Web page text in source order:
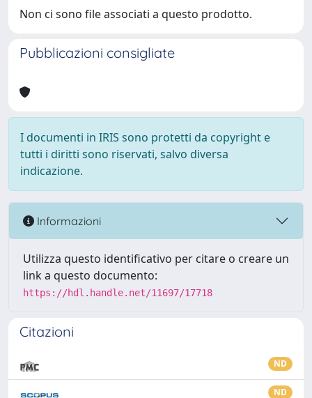
Non ci sono file associati a questo prodotto.
Pubblicazioni consigliate
I documenti in IRIS sono protetti da copyright e
tutti i diritti sono riservati, salvo diversa
indicazione.
Informazioni
Utilizza questo identificativo per citare o creare un
link a questo documento:
https://hdl.handle.net/11697/17718
Citazioni
ND
ND